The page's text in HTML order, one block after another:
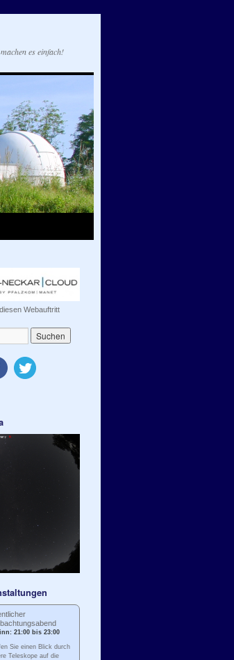
es einfach!
Webauftritt
21:00 bis 23:00
Sie einen Blick durch
Teleskope auf die